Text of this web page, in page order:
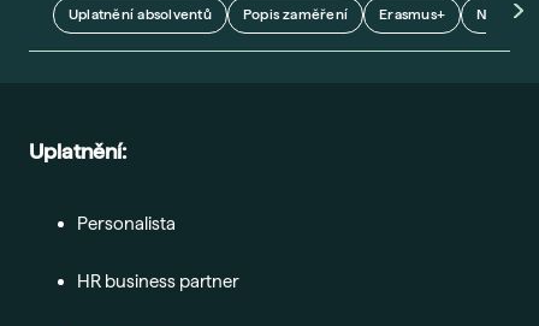
Uplatnění absolventů Popis zaměření Erasmus+ Naši
Uplatnění:
Personalista
HR business partner